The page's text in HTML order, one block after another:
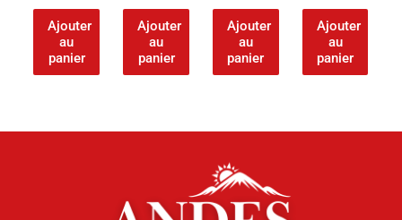
Ajouter
au
panier
Ajouter
au
panier
Ajouter
au
panier
Ajouter
au
panier